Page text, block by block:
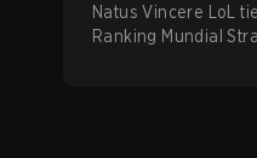
Natus Vincere LoL
Ranking Mundial